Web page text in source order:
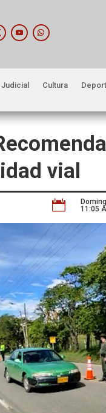
Judicial Cultura
vial

11:05